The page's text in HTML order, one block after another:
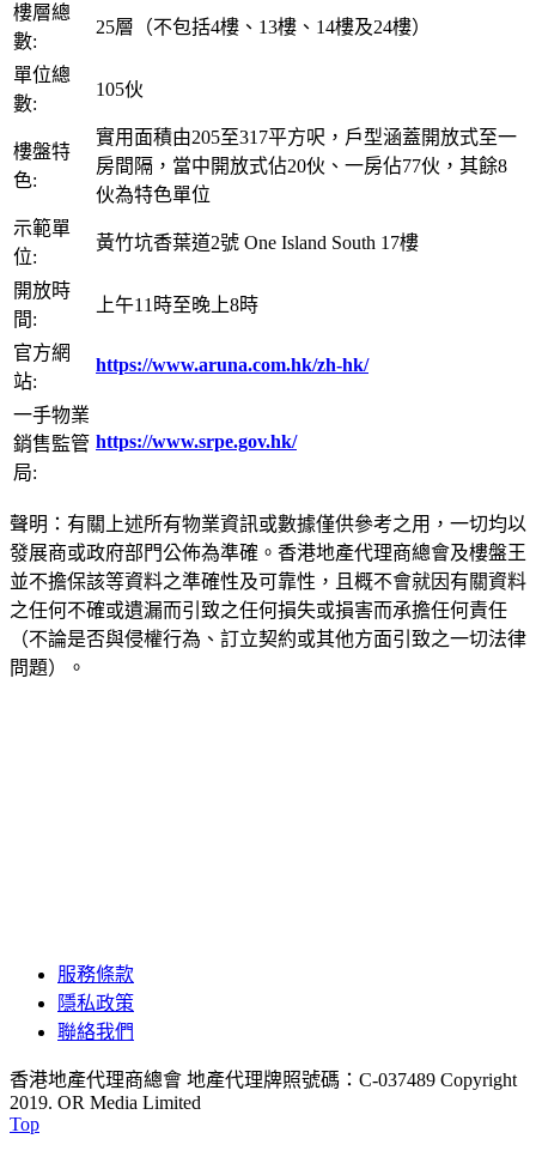
樓層總
數:
25層（不包括4樓、13樓、14樓及24樓）
單位總
數:
105伙
樓盤特
色:
實用面積由205至317平方呎，戶型涵蓋開放式至一
房間隔，當中開放式佔20伙、一房佔77伙，其餘8
伙為特色單位
示範單
位:
黃竹坑香葉道2號 One Island South 17樓
開放時
間:
上午11時至晚上8時
官方網
站:
https://www.aruna.com.hk/zh-hk/
一手物業
銷售監管
局:
https://www.srpe.gov.hk/
聲明：有關上述所有物業資訊或數據僅供參考之用，一切均以
發展商或政府部門公佈為準確。香港地產代理商總會及樓盤王
並不擔保該等資料之準確性及可靠性，且概不會就因有關資料
之任何不確或遺漏而引致之任何損失或損害而承擔任何責任
（不論是否與侵權行為、訂立契約或其他方面引致之一切法律
問題）。
服務條款
隱私政策
聯絡我們
香港地產代理商總會 地產代理牌照號碼：C-037489 Copyright
2019. OR Media Limited
Top